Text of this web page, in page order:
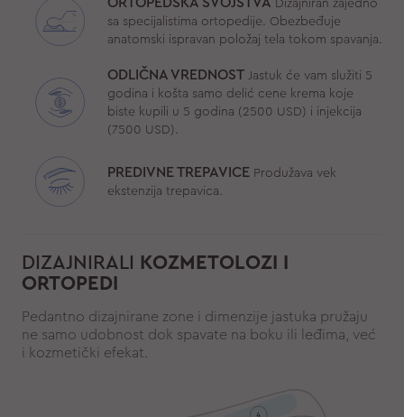
ORTOPEDSKA SVOJSTVA Dizajniran zajedno
sa specijalistima ortopedije. Obezbeđuje
anatomski ispravan položaj tela tokom spavanja.
ODLIČNA VREDNOST Jastuk će vam služiti 5
godina i košta samo delić cene krema koje
biste kupili u 5 godina (2500 USD) i injekcija
(7500 USD).
PREDIVNE TREPAVICE Produžava vek
ekstenzija trepavica.
DIZAJNIRALI
KOZMETOLOZI I
ORTOPEDI
Pedantno dizajnirane zone i dimenzije jastuka pružaju
ne samo udobnost dok spavate na boku ili leđima, već
i kozmetički efekat.